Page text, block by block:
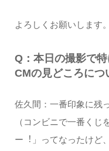
よろしくお願いします。
Q：本⽇の撮影で特
CMの⾒どころにつ
佐久間：⼀番印象に残
（コンビニで⼀番くじ
ー︕」ってなったけど